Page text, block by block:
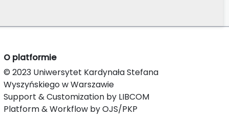
O platformie
© 2023 Uniwersytet Kardynała Stefana
Wyszyńskiego w Warszawie
Support & Customization by LIBCOM
Platform & Workflow by OJS/PKP